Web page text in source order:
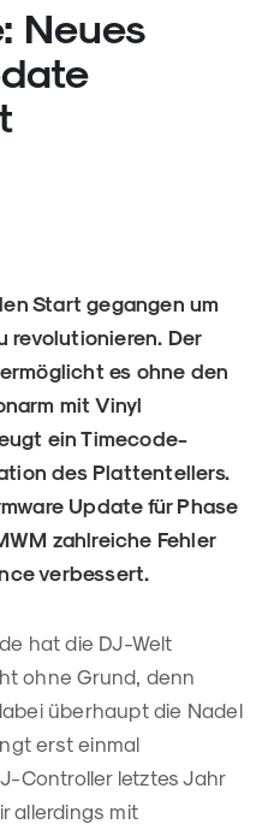
Neues
Start gegangen um
revolutionieren. Der
es ohne den
mit Vinyl
ein Timecode-
des Plattentellers.
Update für Phase
zahlreiche Fehler
verbessert.
hat die DJ-Welt
ohne Grund, denn
überhaupt die Nadel
erst einmal
Controller letztes Jahr
allerdings mit